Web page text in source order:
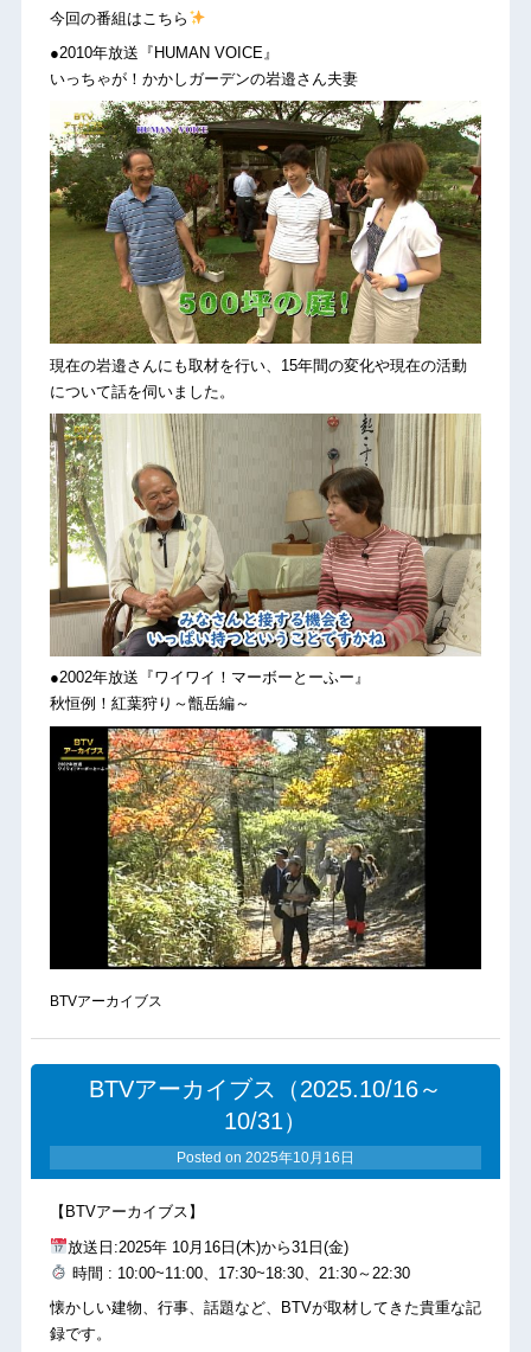
今回の番組はこちら
●2010年放送『HUMAN VOICE』
いっちゃが！かかしガーデンの岩邉さん夫妻
現在の岩邉さんにも取材を行い、15年間の変化や現在の活動
について話を伺いました。
●2002年放送『ワイワイ！マーボーとーふー』
秋恒例！紅葉狩り～甑岳編～
BTVアーカイブス
BTVアーカイブス（2025.10/16～
10/31）
Posted on 2025年10月16日
【BTVアーカイブス】
放送日:2025年 10月16日(木)から31日(金)
時間 : 10:00~11:00、17:30~18:30、21:30～22:30
懐かしい建物、行事、話題など、BTVが取材してきた貴重な記
録です。